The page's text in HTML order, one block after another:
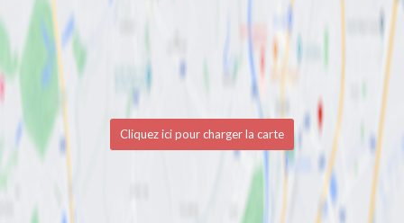
Cliquez ici pour charger la carte